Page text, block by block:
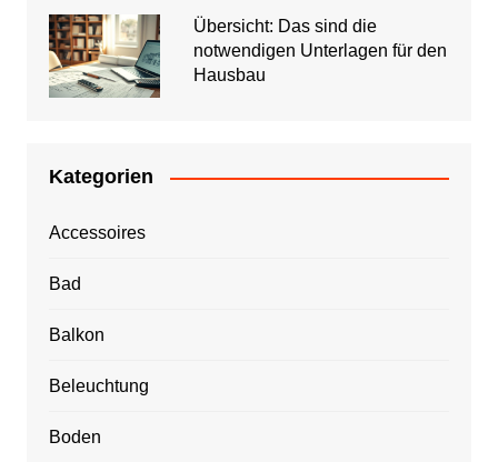
Übersicht: Das sind die
notwendigen Unterlagen für den
Hausbau
Kategorien
Accessoires
Bad
Balkon
Beleuchtung
Boden